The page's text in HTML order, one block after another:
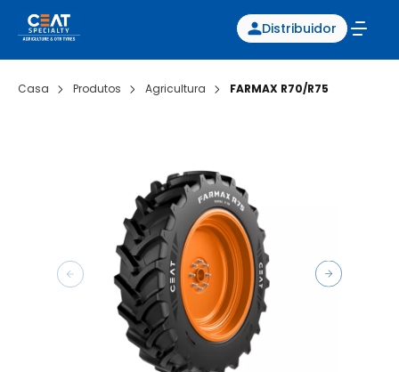
Distribuidor
Casa Produtos Agricultura FARMAX R70/R75